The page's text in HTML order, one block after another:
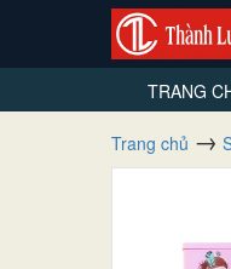
TRANG
Trang chủ